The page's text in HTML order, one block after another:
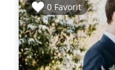
0 Favorit